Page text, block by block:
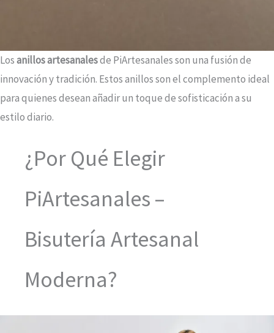
Losanillos artesanalesde PiArtesanales son una fusión de
innovación y tradición. Estos anillos son el complemento ideal
para quienes desean añadir un toque de sofisticación a su
estilo diario.
¿Por Qué Elegir
PiArtesanales –
Bisutería Artesanal
Moderna?